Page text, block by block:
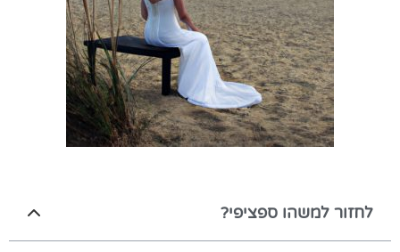
לחזור למשהו ספציפי?